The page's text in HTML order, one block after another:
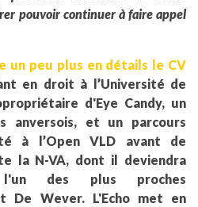
pouvoir continuer à faire appel
un peu plus en détails le CV
en droit à l’Université de
d'Eye Candy, un
anversois, et un parcours
à l’Open VLD avant de
la N-VA, dont il deviendra
l'un des plus proches
De Wever. L'Echo met en